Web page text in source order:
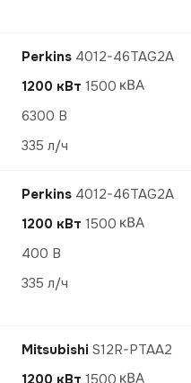
Perkins 4012-46TAG2A
1200 кВт 1500
6300 В
335 л/ч
Perkins 4012-46TAG2A
1200 кВт 1500
400 В
335 л/ч
Mitsubishi S12R-PTAА2
1200 кВт 1500